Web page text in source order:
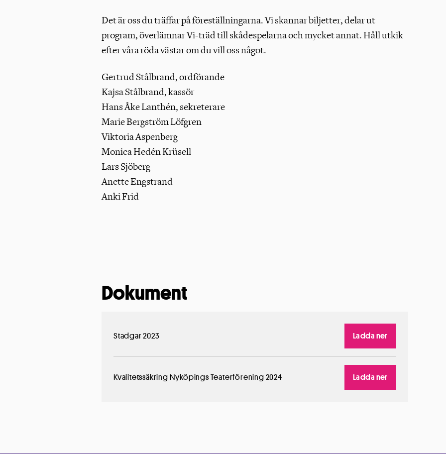
Det är oss du träffar på föreställningarna. Vi skannar biljetter, delar ut
program, överlämnar Vi-träd till skådespelarna och mycket annat. Håll utkik
efter våra röda västar om du vill oss något.
Gertrud Stålbrand, ordförande
Kajsa Stålbrand, kassör
Hans Åke Lanthén, sekreterare
Marie Bergström Löfgren
Viktoria Aspenberg
Monica Hedén Krüsell
Lars Sjöberg
Anette Engstrand
Anki Frid
Dokument
Stadgar 2023 Ladda ner
Kvalitetssäkring Nyköpings Teaterförening 2024 Ladda ner